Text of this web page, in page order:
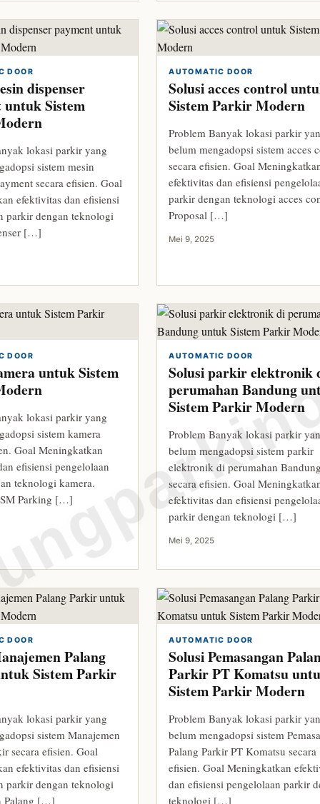
DOOR
dispenser
untuk Sistem
lokasi parkir yang
sistem mesin
secara efisien. Goal
efektivitas dan efisiensi
parkir dengan teknologi
[…]
AUTOMATIC DOOR
Solusi acces control
Sistem Parkir Modern
Problem Banyak lokasi parkir
belum mengadopsi sistem acces
secara efisien. Goal
efektivitas dan efisiensi
parkir dengan teknologi acces
Proposal […]
Mei 9, 2025
DOOR
untuk Sistem
lokasi parkir yang
sistem kamera
Goal Meningkatkan
efisiensi pengelolaan
teknologi kamera.
Parking […]
AUTOMATIC DOOR
Solusi parkir elektronik
perumahan Bandung
Sistem Parkir Modern
Problem Banyak lokasi parkir
belum mengadopsi sistem parkir
elektronik di perumahan
secara efisien. Goal
efektivitas dan efisiensi
parkir dengan teknologi […]
Mei 9, 2025
DOOR
Palang
Sistem Parkir
lokasi parkir yang
sistem Manajemen
secara efisien. Goal
efektivitas dan efisiensi
parkir dengan teknologi
Palang […]
AUTOMATIC DOOR
Solusi Pemasangan
Parkir PT Komatsu
Sistem Parkir Modern
Problem Banyak lokasi parkir
belum mengadopsi sistem
Palang Parkir PT Komatsu secara
efisien. Goal Meningkatkan
dan efisiensi pengelolaan parkir
teknologi […]